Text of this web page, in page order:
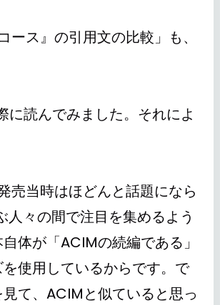
ス』の引用文の比較」も、
読んでみました。それによ
売当時はほどんと話題になら
々の間で注目を集めるよう
体が「ACIMの続編である」
使用しているからです。で
て、ACIMと似ていると思っ